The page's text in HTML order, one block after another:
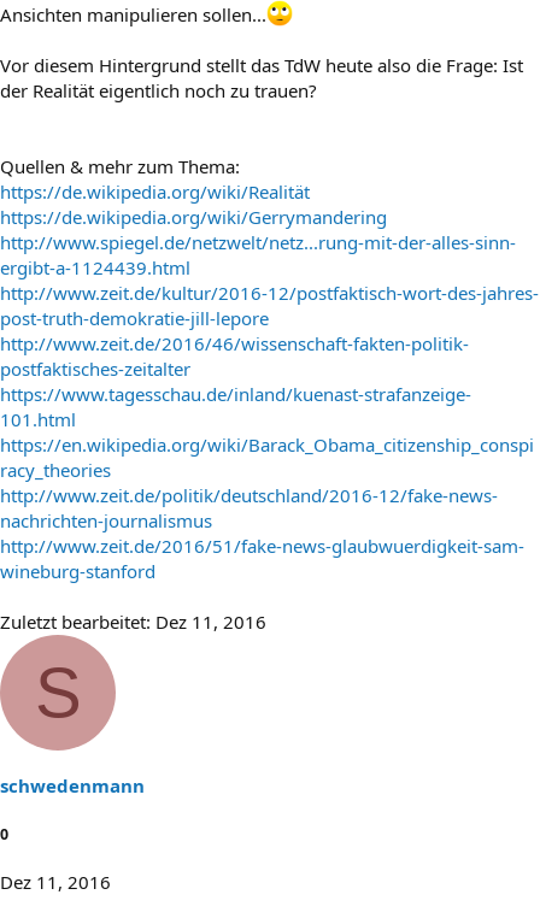
Ansichten manipulieren sollen...
Vor diesem Hintergrund stellt das TdW heute also die Frage: Ist
der Realität eigentlich noch zu trauen?
Quellen & mehr zum Thema:
https://de.wikipedia.org/wiki/Realität
https://de.wikipedia.org/wiki/Gerrymandering
http://www.spiegel.de/netzwelt/netz...rung-mit-der-alles-sinn-
ergibt-a-1124439.html
http://www.zeit.de/kultur/2016-12/postfaktisch-wort-des-jahres-
post-truth-demokratie-jill-lepore
http://www.zeit.de/2016/46/wissenschaft-fakten-politik-
postfaktisches-zeitalter
https://www.tagesschau.de/inland/kuenast-strafanzeige-
101.html
https://en.wikipedia.org/wiki/Barack_Obama_citizenship_conspi
racy_theories
http://www.zeit.de/politik/deutschland/2016-12/fake-news-
nachrichten-journalismus
http://www.zeit.de/2016/51/fake-news-glaubwuerdigkeit-sam-
wineburg-stanford
Zuletzt bearbeitet: Dez 11, 2016
S
schwedenmann
0
Dez 11, 2016